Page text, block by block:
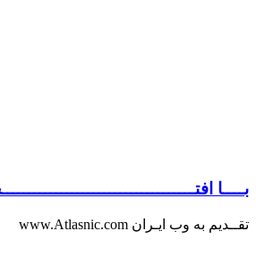
بــــا
تقــدیم به وب ایـران www.Atlasnic.com